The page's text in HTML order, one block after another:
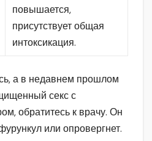
повышается,
присутствует общая
интоксикация.
а в недавнем прошлом
секс с
обратитесь к врачу. Он
или опровергнет.